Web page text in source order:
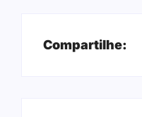
Compartilhe: